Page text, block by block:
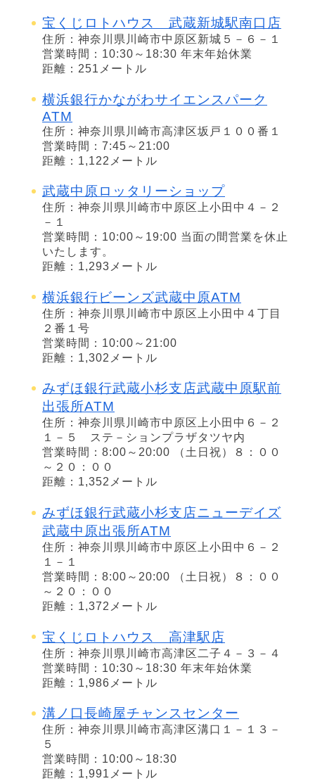
宝くじロトハウス 武蔵新城駅南口店
住所：神奈川県川崎市中原区新城５－６－１
営業時間：10:30～18:30 年末年始休業
距離：251メートル
横浜銀行かながわサイエンスパーク
ATM
住所：神奈川県川崎市高津区坂戸１００番１
営業時間：7:45～21:00
距離：1,122メートル
武蔵中原ロッタリーショップ
住所：神奈川県川崎市中原区上小田中４－２
－１
営業時間：10:00～19:00 当面の間営業を休止
いたします。
距離：1,293メートル
横浜銀行ビーンズ武蔵中原ATM
住所：神奈川県川崎市中原区上小田中４丁目
２番１号
営業時間：10:00～21:00
距離：1,302メートル
みずほ銀行武蔵小杉支店武蔵中原駅前
出張所ATM
住所：神奈川県川崎市中原区上小田中６－２
１－５ ステ－ションプラザタツヤ内
営業時間：8:00～20:00 （土日祝）８：００
～２０：００
距離：1,352メートル
みずほ銀行武蔵小杉支店ニューデイズ
武蔵中原出張所ATM
住所：神奈川県川崎市中原区上小田中６－２
１－１
営業時間：8:00～20:00 （土日祝）８：００
～２０：００
距離：1,372メートル
宝くじロトハウス 高津駅店
住所：神奈川県川崎市高津区二子４－３－４
営業時間：10:30～18:30 年末年始休業
距離：1,986メートル
溝ノ口長崎屋チャンスセンター
住所：神奈川県川崎市高津区溝口１－１３－
５
営業時間：10:00～18:30
距離：1,991メートル